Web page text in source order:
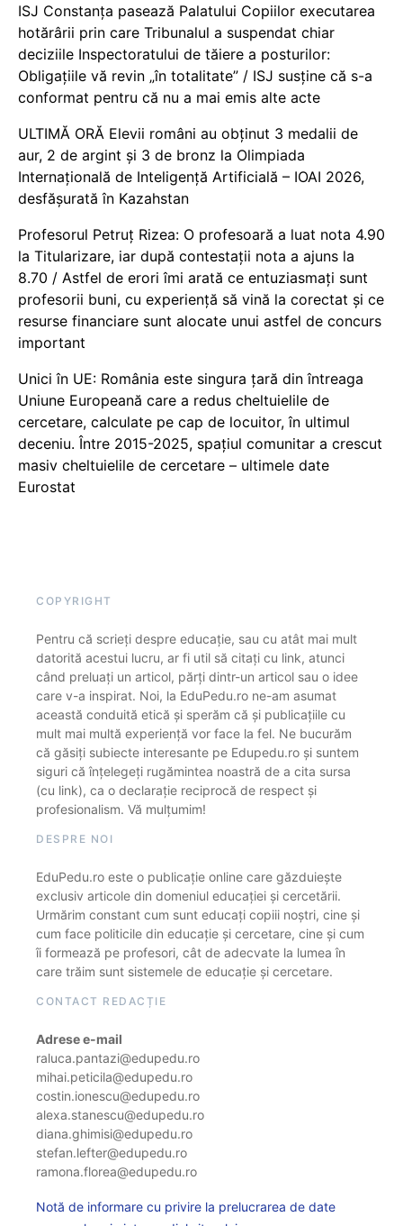
ISJ Constanța pasează Palatului Copiilor executarea
hotărârii prin care Tribunalul a suspendat chiar
deciziile Inspectoratului de tăiere a posturilor:
Obligațiile vă revin „în totalitate” / ISJ susține că s-a
conformat pentru că nu a mai emis alte acte
ULTIMĂ ORĂ Elevii români au obținut 3 medalii de
aur, 2 de argint și 3 de bronz la Olimpiada
Internațională de Inteligență Artificială – IOAI 2026,
desfășurată în Kazahstan
Profesorul Petruț Rizea: O profesoară a luat nota 4.90
la Titularizare, iar după contestații nota a ajuns la
8.70 / Astfel de erori îmi arată ce entuziasmați sunt
profesorii buni, cu experiență să vină la corectat și ce
resurse financiare sunt alocate unui astfel de concurs
important
Unici în UE: România este singura țară din întreaga
Uniune Europeană care a redus cheltuielile de
cercetare, calculate pe cap de locuitor, în ultimul
deceniu. Între 2015-2025, spațiul comunitar a crescut
masiv cheltuielile de cercetare – ultimele date
Eurostat
COPYRIGHT
Pentru că scrieți despre educație, sau cu atât mai mult
datorită acestui lucru, ar fi util să citați cu link, atunci
când preluați un articol, părți dintr-un articol sau o idee
care v-a inspirat. Noi, la EduPedu.ro ne-am asumat
această conduită etică și sperăm că și publicațiile cu
mult mai multă experiență vor face la fel. Ne bucurăm
că găsiți subiecte interesante pe Edupedu.ro și suntem
siguri că înțelegeți rugămintea noastră de a cita sursa
(cu link), ca o declarație reciprocă de respect și
profesionalism. Vă mulțumim!
DESPRE NOI
EduPedu.ro este o publicație online care găzduiește
exclusiv articole din domeniul educației și cercetării.
Urmărim constant cum sunt educați copiii noștri, cine și
cum face politicile din educație și cercetare, cine și cum
îi formează pe profesori, cât de adecvate la lumea în
care trăim sunt sistemele de educație și cercetare.
CONTACT REDACȚIE
Adrese e-mail
raluca.pantazi@edupedu.ro
mihai.peticila@edupedu.ro
costin.ionescu@edupedu.ro
alexa.stanescu@edupedu.ro
diana.ghimisi@edupedu.ro
stefan.lefter@edupedu.ro
ramona.florea@edupedu.ro
Notă de informare cu privire la prelucrarea de date